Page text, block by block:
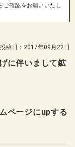
ご確認をお願いいたし
稿日：2017年09月22日
に伴いまして鉱
ページにupする